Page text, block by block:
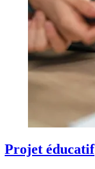
Projet éducatif